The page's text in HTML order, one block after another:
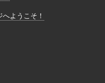
ようこそ！